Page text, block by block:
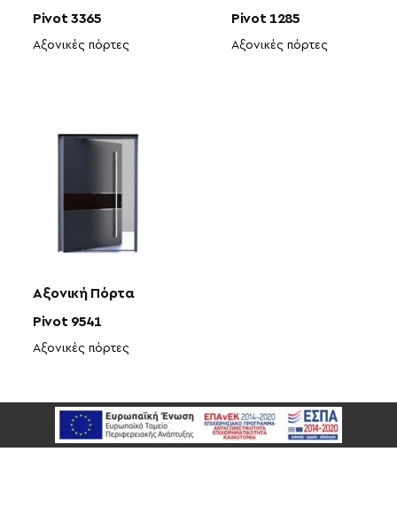
Pivot 3365
Αξονικές πόρτες
Pivot 1285
Αξονικές πόρτες
Αξονική Πόρτα
Pivot 9541
Αξονικές πόρτες